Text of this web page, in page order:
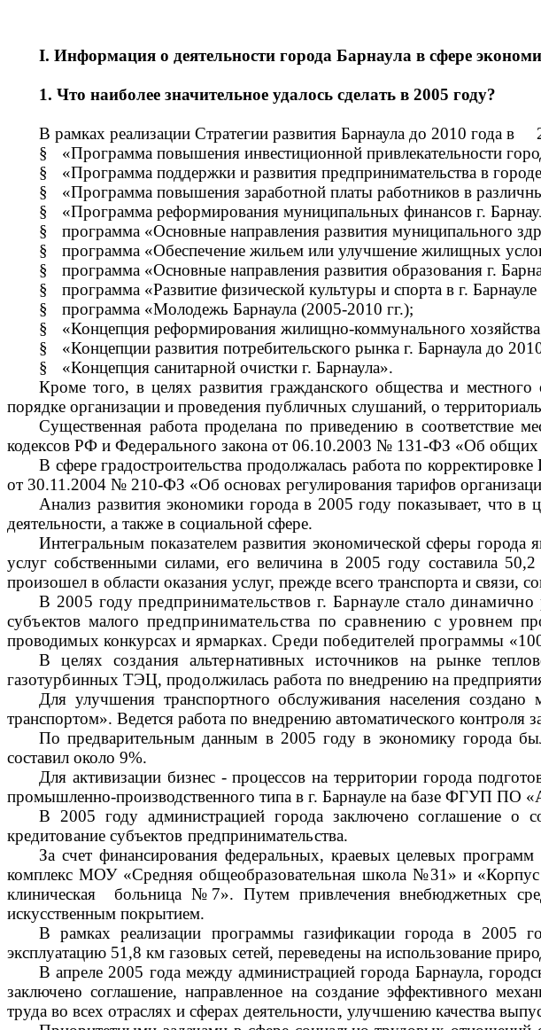
I. Информация о деятельности города Барнаула в сфере
1. Что наиболее значительное удалось сделать в 2005 году?
В рамках реализации Стратегии развития Барнаула до 2010 года
§
«Программа повышения инвестиционной привлекательности
§
«Программа поддержки и развития предпринимательства в
§
«Программа повышения заработной платы работников в
§
«Программа реформирования муниципальных финансов г.
§
программа «Основные направления развития муниципального
§
программа «Обеспечение жильем или улучшение жилищных
§
программа «Основные направления развития образования г.
§
программа «Развитие физической культуры и спорта в г.
§
программа «Молодежь Барнаула (2005-2010 гг.);
§
«Концепция реформирования жилищно-коммунального
§
«Концепции развития потребительского рынка г. Барнаула до
§
«Концепция санитарной очистки г. Барнаула».
Кроме того, в целях развития гражданского общества и
порядке организации и проведения публичных слушаний, о
Существенная работа проделана по приведению в соответствие
кодексов РФ и Федерального закона от 06.10.2003 № 131-ФЗ «Об общих
В сфере градостроительства продолжалась работа по
от 30.11.2004 № 210-ФЗ «Об основах регулирования тарифов
Анализ развития экономики города в 2005 году показывает, что в
деятельности, а также в социальной сфере.
Интегральным показателем развития экономической сферы
услуг собственными силами, его величина в 2005 году составила
произошел в области оказания услуг, прежде всего транспорта и связи,
В 2005 году предпринимательствов г. Барнауле стало
субъектов малого предпринимательства по сравнению с уровнем
проводимых конкурсах и ярмарках.Среди победителей программы
В целях создания альтернативных источников на рынке
газотурбинных ТЭЦ, продолжилась работа по внедрению на
Для улучшения транспортного обслуживания населения
транспортом». Ведется работа по внедрению автоматического контроля
По предварительным данным в 2005 году в экономику города
составил около 9%.
Для активизации бизнес - процессов на территории города
промышленно-производственного типа в г. Барнауле на базе ФГУП ПО
В 2005 году администрацией города заключено соглашение о
кредитование субъектов предпринимательства.
За счет финансированияфедеральных, краевых целевых программ
комплекс МОУ «Средняя общеобразовательная школа №31» и
клиническая больница №7». Путем привлечения внебюджетных
искусственным покрытием.
В рамках реализации программы газификации города в 2005
эксплуатацию 51,8 км газовых сетей, переведены на использование
В апреле 2005 года между администрацией города Барнаула,
заключено соглашение, направленное на создание эффективного
труда во всех отраслях и сферах деятельности, улучшению качества